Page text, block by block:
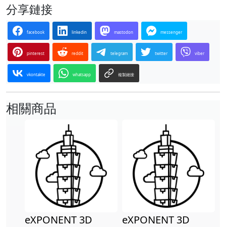
分享鏈接
facebook linkedin mastodon messenger
pinterest reddit telegram twitter viber
vkontakte whatsapp 複製鏈接
相關商品
eXPONENT 3D
eXPONENT 3D